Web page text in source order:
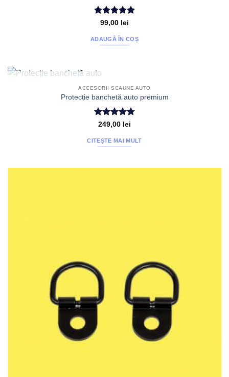
Evaluat la
99,00 lei
ADAUGĂ ÎN COȘ
STOC EPUIZAT
ACCESORII SCAUNE AUTO
Protecție banchetă auto premium
Evaluat la
249,00 lei
CITEȘTE MAI MULT